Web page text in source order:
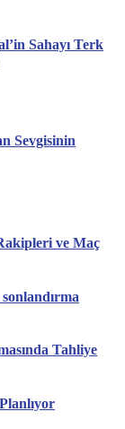
Sahayı Terk
Sevgisinin
ve Maç
Tahliye